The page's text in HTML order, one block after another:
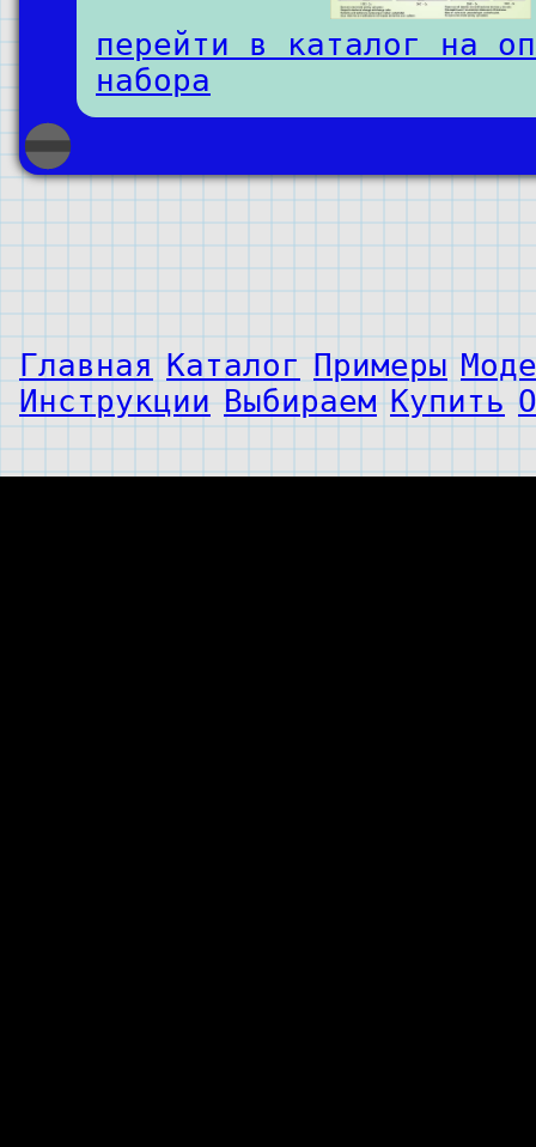
перейти в каталог на
набора
Главная Каталог Примеры
Инструкции Выбираем Купить